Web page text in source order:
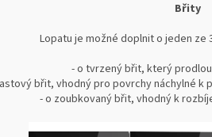
Břity
Lopatu je možné doplnit o jeden ze
- o tvrzený břit, který
břit, vhodný pro povrchy náchylné
- o zoubkovaný břit, vhodný k